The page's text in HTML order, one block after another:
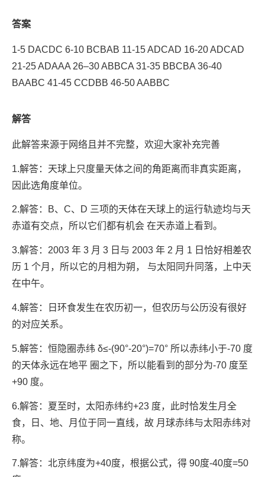
答案
1-5 DACDC 6-10 BCBAB 11-15 ADCAD 16-20 ADCAD
21-25 ADAAA 26–30 ABBCA 31-35 BBCBA 36-40
BAABC 41-45 CCDBB 46-50 AABBC
解答
此解答来源于网络且并不完整，欢迎大家补充完善
1.解答：天球上只度量天体之间的角距离而非真实距离，
因此选角度单位。
2.解答：B、C、D 三项的天体在天球上的运行轨迹均与天
赤道有交点，所以它们都有机会 在天赤道上看到。
3.解答：2003 年 3 月 3 日与 2003 年 2 月 1 日恰好相差农
历 1 个月，所以它的月相为朔， 与太阳同升同落，上中天
在中午。
4.解答：日环食发生在农历初一，但农历与公历没有很好
的对应关系。
5.解答：恒隐圈赤纬 δ≤-(90°-20°)=70° 所以赤纬小于-70 度
的天体永远在地平 圈之下，所以能看到的部分为-70 度至
+90 度。
6.解答：夏至时，太阳赤纬约+23 度，此时恰发生月全
食，日、地、月位于同一直线，故 月球赤纬与太阳赤纬对
称。
7.解答：北京纬度为+40度，根据公式，得 90度-40度=50